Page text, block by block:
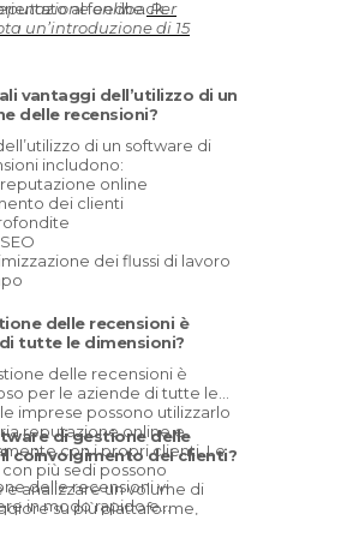
al feedback.
online.Per
un’introduzione di 15
vantaggi dell’utilizzo di un
delle recensioni?
di un software di
includono:
online
dei clienti
dei flussi di lavoro
delle recensioni è
tutte le dimensioni?
delle recensioni è
per le aziende di tutte le
imprese possono utilizzarlo
reputazione online e
con i propri clienti. Le
più sedi possono
analizzare un volume di
su più piattaforme,
di gestione delle
coinvolgimento dei clienti?
delle recensioni vi
in modo rapido e